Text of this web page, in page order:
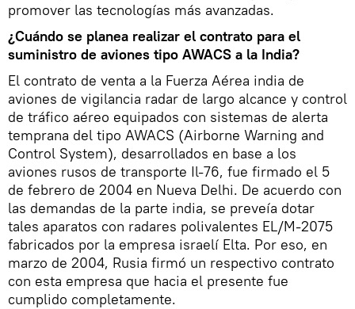
promover las tecnologías más avanzadas.
¿Cuándo se planea realizar el contrato para el
suministro de aviones tipo AWACS a la India?
El contrato de venta a la Fuerza Aérea india de
aviones de vigilancia radar de largo alcance y control
de tráfico aéreo equipados con sistemas de alerta
temprana del tipo AWACS (Airborne Warning and
Control System), desarrollados en base a los
aviones rusos de transporte Il-76, fue firmado el 5
de febrero de 2004 en Nueva Delhi. De acuerdo con
las demandas de la parte india, se preveía dotar
tales aparatos con radares polivalentes EL/M-2075
fabricados por la empresa israelí Elta. Por eso, en
marzo de 2004, Rusia firmó un respectivo contrato
con esta empresa que hacia el presente fue
cumplido completamente.